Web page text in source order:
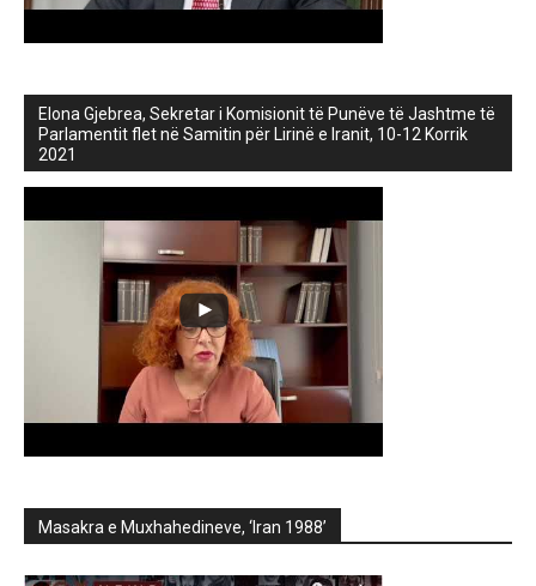
Elona Gjebrea, Sekretar i Komisionit të Punëve të Jashtme të
Parlamentit flet në Samitin për Lirinë e Iranit, 10-12 Korrik
2021
Masakra e Muxhahedineve, ‘Iran 1988’